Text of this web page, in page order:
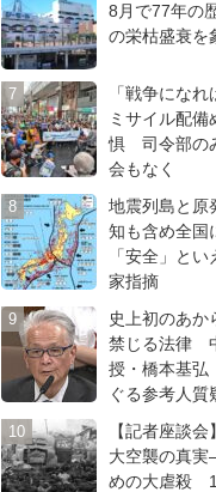
8月で77年の
の栄枯盛衰を
「戦争にな
ミサイル配
惧 司令部の
会もなく
地震列島と
知も含め全
「安全」と
家指摘
史上初のあか
禁じる法律
授・橋本基
ぐる参考人質
【記者座談
大空襲の真
めの大虐殺